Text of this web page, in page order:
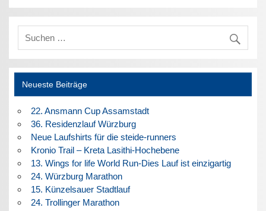
Neueste Beiträge
22. Ansmann Cup Assamstadt
36. Residenzlauf Würzburg
Neue Laufshirts für die steide-runners
Kronio Trail – Kreta Lasithi-Hochebene
13. Wings for life World Run-Dies Lauf ist einzigartig
24. Würzburg Marathon
15. Künzelsauer Stadtlauf
24. Trollinger Marathon